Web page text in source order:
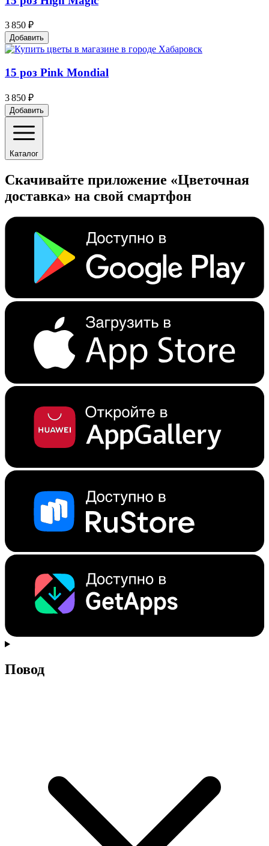
3 850 ₽
Добавить
15 роз Pink Mondial
3 850 ₽
Добавить
Каталог
Скачивайте приложение «Цветочная
доставка» на свой смартфон
Повод